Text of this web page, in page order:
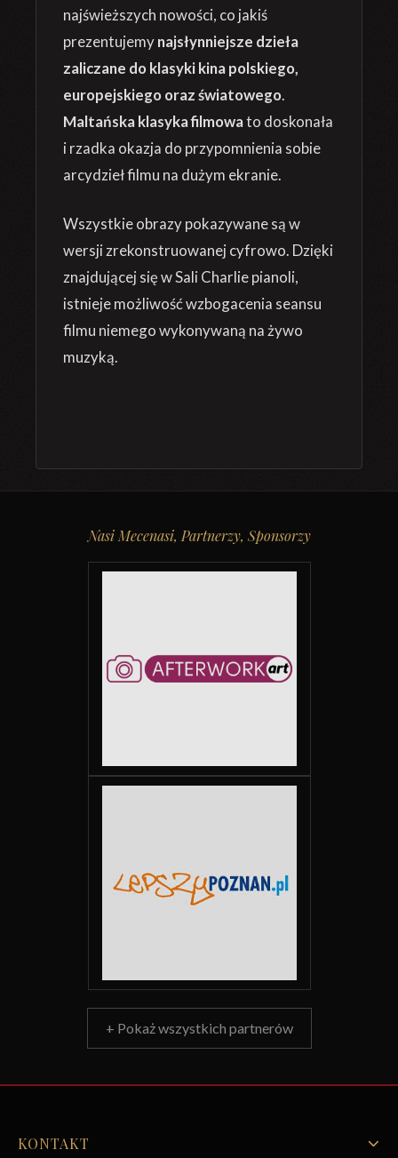
najświeższych nowości, co jakiś
prezentujemynajsłynniejsze dzieła
zaliczane do klasyki kina polskiego,
europejskiego oraz światowego.
Maltańska klasyka filmowato doskonała
i rzadka okazja do przypomnienia sobie
arcydzieł filmu na dużym ekranie.
Wszystkie obrazy pokazywane są w
wersji zrekonstruowanej cyfrowo. Dzięki
znajdującej się w Sali Charlie pianoli,
istnieje możliwość wzbogacenia seansu
filmu niemego wykonywaną na żywo
muzyką.
Nasi Mecenasi, Partnerzy, Sponsorzy
+ Pokaż wszystkich partnerów
KONTAKT